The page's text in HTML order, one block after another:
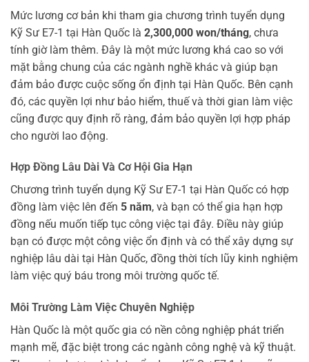
Mức lương cơ bản khi tham gia chương trình tuyển dụng
Kỹ Sư E7-1 tại Hàn Quốc là 2,300,000 won/tháng, chưa
tính giờ làm thêm. Đây là một mức lương khá cao so với
mặt bằng chung của các ngành nghề khác và giúp bạn
đảm bảo được cuộc sống ổn định tại Hàn Quốc. Bên cạnh
đó, các quyền lợi như bảo hiểm, thuế và thời gian làm việc
cũng được quy định rõ ràng, đảm bảo quyền lợi hợp pháp
cho người lao động.
Hợp Đồng Lâu Dài Và Cơ Hội Gia Hạn
Chương trình tuyển dụng Kỹ Sư E7-1 tại Hàn Quốc có hợp
đồng làm việc lên đến 5 năm, và bạn có thể gia hạn hợp
đồng nếu muốn tiếp tục công việc tại đây. Điều này giúp
bạn có được một công việc ổn định và có thể xây dựng sự
nghiệp lâu dài tại Hàn Quốc, đồng thời tích lũy kinh nghiệm
làm việc quý báu trong môi trường quốc tế.
Môi Trường Làm Việc Chuyên Nghiệp
Hàn Quốc là một quốc gia có nền công nghiệp phát triển
mạnh mẽ, đặc biệt trong các ngành công nghệ và kỹ thuật.